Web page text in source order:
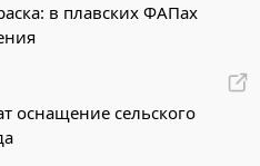
в плавских ФАПах
оснащение сельского